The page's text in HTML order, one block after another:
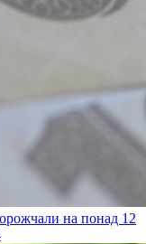
на понад 12